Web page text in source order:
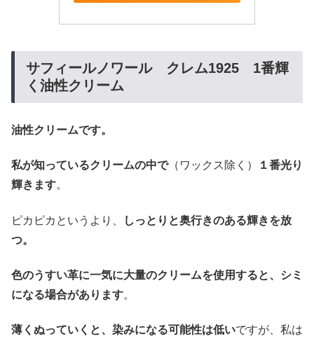
サフィールノワール クレム1925 1番輝
く油性クリーム
油性クリームです。
私が知っているクリームの中で（ワックス除く）
１番光り
輝きます。
ピカピカというより、
しっとりと奥行きのある輝きを放
つ。
色のうすい革に一気に大量のクリームを使用すると、シミ
になる場合があります。
薄くぬっていくと、染みになる可能性は低いですが、私は